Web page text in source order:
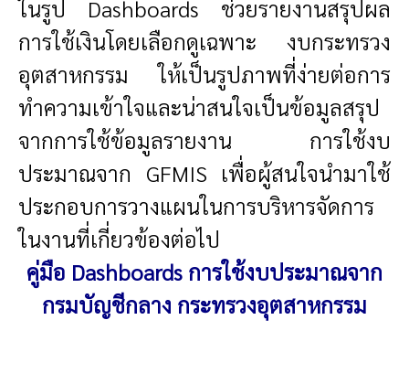
ในรูป Dashboards ช่วยรายงานสรุปผล
การใช้เงินโดยเลือกดูเฉพาะ งบกระทรวง
อุตสาหกรรม ให้เป็นรูปภาพที่ง่ายต่อการ
ทำความเข้าใจและน่าสนใจเป็นข้อมูลสรุป
จากการใช้ข้อมูลรายงาน การใช้งบ
ประมาณจาก GFMIS เพื่อผู้สนใจนำมาใช้
ประกอบการวางแผนในการบริหารจัดการ
ในงานที่เกี่ยวข้องต่อไป
คู่มือ Dashboards การใช้งบประมาณจาก
กรมบัญชีกลาง กระทรวงอุตสาหกรรม